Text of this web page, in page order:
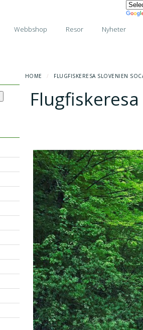
Webbshop Resor Nyheter
HOME / FLUGFISKERESA SLOVENIEN